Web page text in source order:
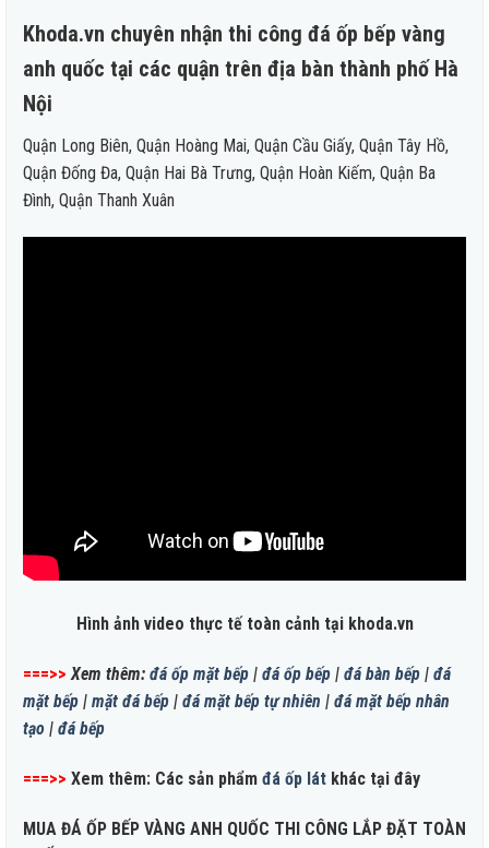
Khoda.vn chuyên nhận thi công đá ốp bếp vàng
anh quốc tại các quận trên địa bàn thành phố Hà
Nội
Quận Long Biên, Quận Hoàng Mai, Quận Cầu Giấy, Quận Tây Hồ,
Quận Đống Đa, Quận Hai Bà Trưng, Quận Hoàn Kiếm, Quận Ba
Đình, Quận Thanh Xuân
Hình ảnh video thực tế toàn cảnh tại khoda.vn
===>> Xem thêm: đá ốp mặt bếp | đá ốp bếp | đá bàn bếp | đá
mặt bếp | mặt đá bếp | đá mặt bếp tự nhiên | đá mặt bếp nhân
tạo | đá bếp
===>> Xem thêm: Các sản phẩm đá ốp lát khác tại đây
MUA ĐÁ ỐP BẾP VÀNG ANH QUỐC THI CÔNG LẮP ĐẶT TOÀN